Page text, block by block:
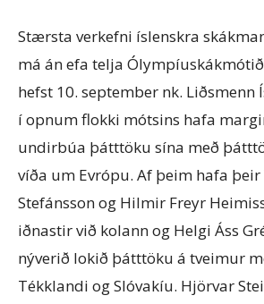
Stærsta verkefni íslenskra
má án efa telja
hefst 10. september nk. Liðsmenn
í opnum flokki mótsins hafa
undirbúa þátttöku sína með
víða um Evrópu. Af þeim hafa
Stefánsson og Hilmir Freyr
iðnastir við kolann og Helgi Áss
nýverið lokið þátttöku á tveimur
Tékklandi og Slóvakíu. Hjörvar